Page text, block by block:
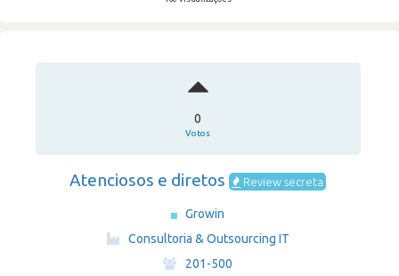
0
Votos
Atenciosos e diretos Review secreta
Growin
·
Consultoria & Outsourcing IT
·
201-500